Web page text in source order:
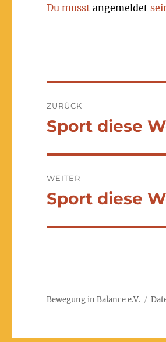
Du musstangemeldet
ZURÜCK
Vorheriger
Sport diese
WEITER
Nächster
Sport diese
Bewegung in Balance e.V.